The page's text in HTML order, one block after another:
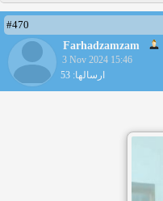
#470
Farhadzamzam
3 Nov 2024 15:46
ارسالها: 53